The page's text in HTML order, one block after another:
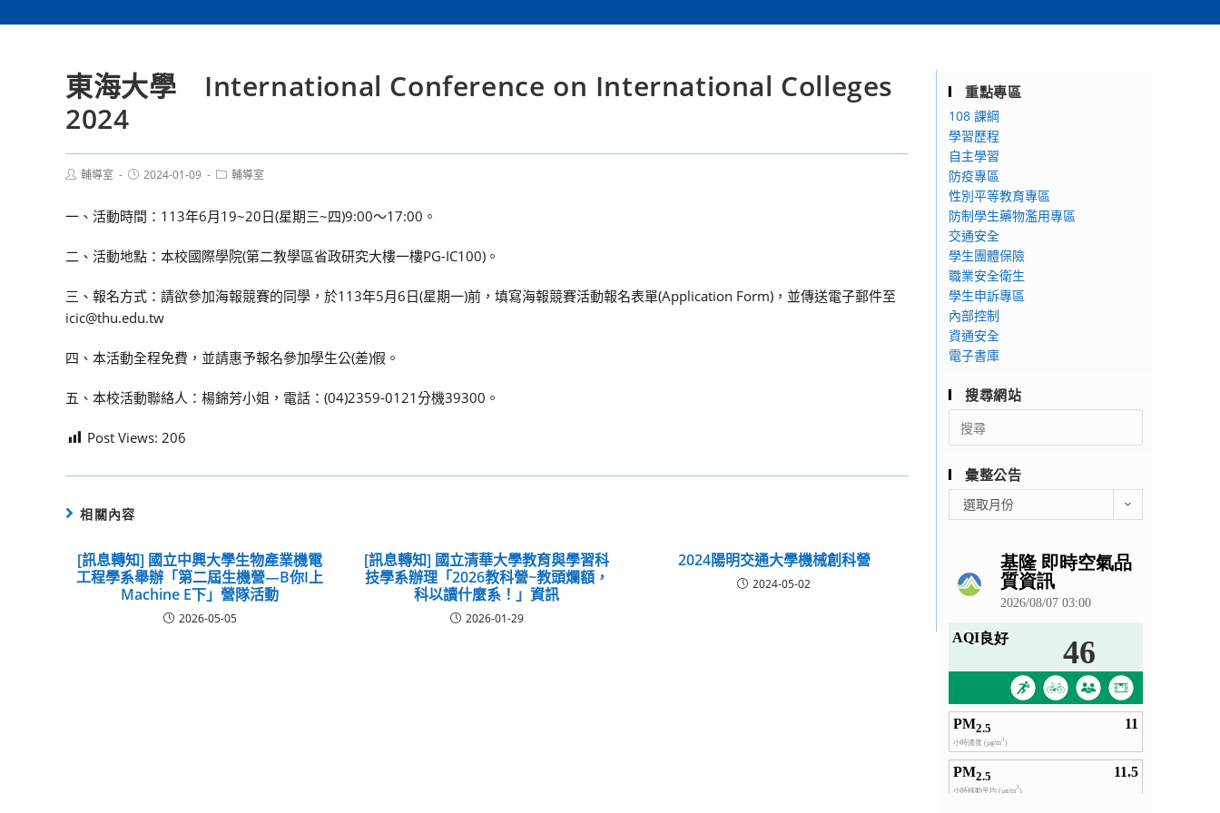
東海大學 International Conference on International Colleges
2024
Post輔導室
Post2024-01-09
Post輔導室
一、活動時間：113年6月19~20日(星期三~四)9:00～17:00。
二、活動地點：本校國際學院(第二教學區省政研究大樓一樓PG-IC100)。
三、報名方式：請欲參加海報競賽的同學，於113年5月6日(星期一)前，填寫海報競賽活動報名表單(Application Form)，並傳送電子郵件至
icic@thu.edu.tw
四、本活動全程免費，並請惠予報名參加學生公(差)假。
五、本校活動聯絡人：楊錦芳小姐，電話：(04)2359-0121分機39300。
Post Views: 206
相關內容
[訊息轉知] 國立中興大學生物產業機電
工程學系舉辦「第二屆生機營—B你I上
Machine E下」營隊活動
2026-05-05
[訊息轉知] 國立清華大學教育與學習科
技學系辦理「2026教科營~教頭爛額，
科以讀什麼系！」資訊
2026-01-29
2024陽明交通大學機械創科營
2024-05-02
重點專區
108 課綱
學習歷程
自主學習
防疫專區
性別平等教育專區
防制學生藥物濫用專區
交通安全
學生團體保險
職業安全衛生
學生申訴專區
內部控制
資通安全
電子書庫
搜尋網站
Search
for:
彙整公告
整
選取月份